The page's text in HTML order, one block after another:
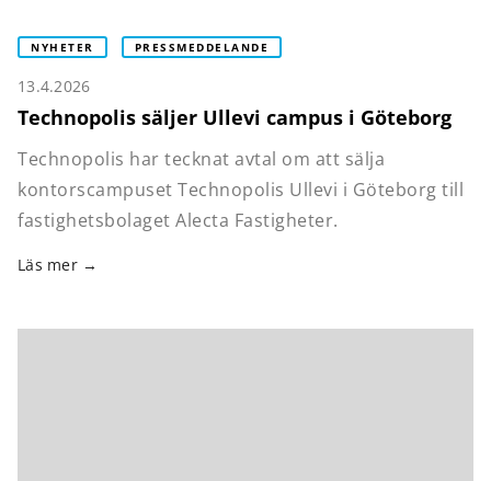
NYHETER PRESSMEDDELANDE
13.4.2026
Technopolis säljer Ullevi campus i Göteborg
Technopolis har tecknat avtal om att sälja
kontorscampuset Technopolis Ullevi i Göteborg till
fastighetsbolaget Alecta Fastigheter.
Läs mer